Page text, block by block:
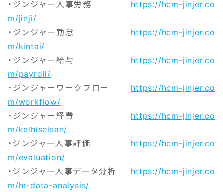
・ジンジャー人事労務
https://hcm-jinjer.co
m/jinji/
・ジンジャー勤怠
https://hcm-jinjer.co
m/kintai/
・ジンジャー給与
https://hcm-jinjer.co
m/payroll/
・ジンジャーワークフロー
https://hcm-jinjer.co
m/workflow/
・ジンジャー経費
https://hcm-jinjer.co
m/keihiseisan/
・ジンジャー人事評価
https://hcm-jinjer.co
m/evaluation/
・ジンジャー人事データ分析
https://hcm-jinjer.co
m/hr-data-analysis/